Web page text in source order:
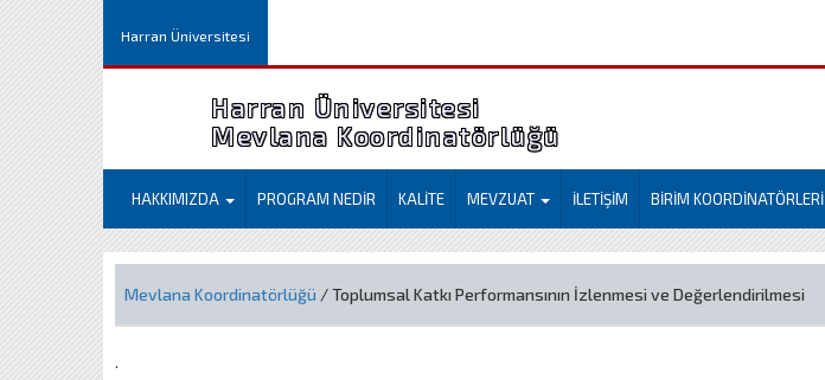
Harran Üniversitesi
Harran Üniversitesi
Mevlana Koordinatörlüğü
HAKKIMIZDA PROGRAM NEDİR KALİTE MEVZUAT İLETİŞİM BİRİM KOORDİNATÖRLERİ
Mevlana Koordinatörlüğü / Toplumsal Katkı Performansının İzlenmesi ve Değerlendirilmesi
.